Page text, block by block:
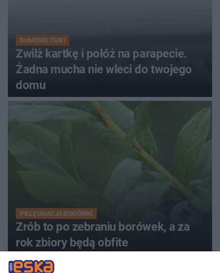
DOMOWE TRIKI
Zwilż kartkę i połóż na parapecie.
Żadna mucha nie wleci do twojego
domu
PIELĘGNACJA BORÓWKI
Zrób to po zebraniu borówek, a za
rok zbiory będą obfite